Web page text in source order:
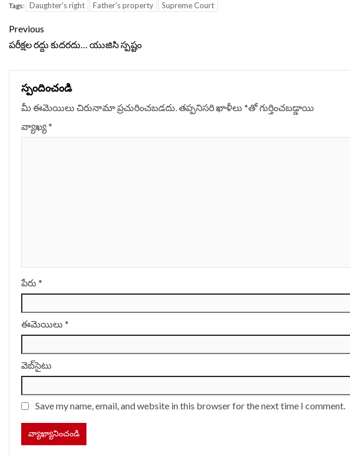
Tags: Daughter's right Father's property Supreme Court
Continue
Reading
Previous
పరీక్షల రద్దు కుదరదు… యుజిసి స్పష్టం
స్పందించండి
మీ ఈమెయిలు చిరునామా ప్రచురించబడదు.తప్పనిసరి ఖాళీలు *‌తో గుర్తించబడ్డాయి
వ్యాఖ్య*
పేరు *
ఈమెయిలు *
వెబ్‌సైటు
Save my name, email, and website in this browser for the next time I comment.